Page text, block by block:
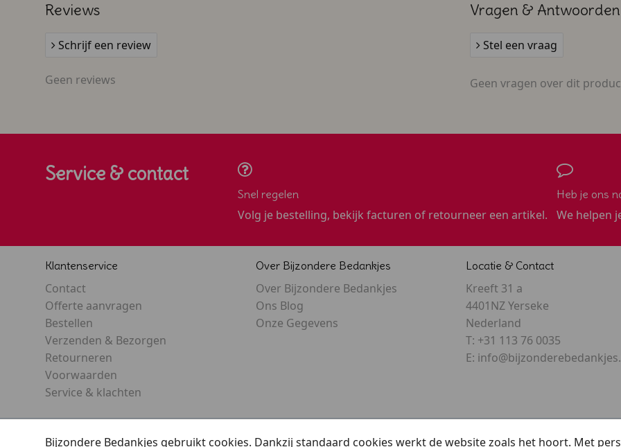
Reviews
Schrijf een review
Geen reviews
Vragen & Antwoorden
Stel een vraag
Geen vragen over dit
Service & contact
Snel regelen
Volg je bestelling, bekijk facturen of retourneer een artikel.
Heb je ons
We helpen
Klantenservice
Contact
Offerte aanvragen
Bestellen
Verzenden & Bezorgen
Retourneren
Voorwaarden
Service & klachten
Over Bijzondere Bedankjes
Over Bijzondere Bedankjes
Ons Blog
Onze Gegevens
Locatie & Contact
Kreeft 31 a
4401NZ Yerseke
Nederland
T: +31 113 76 0035
E:
Bijzondere Bedankjes gebruikt cookies. Dankzij standaard cookies werkt de website zoals het hoort. Met